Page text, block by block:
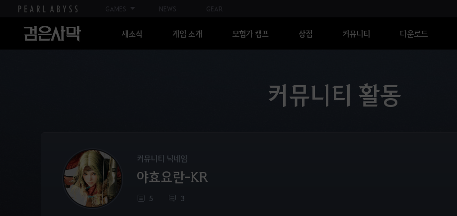
GAMES NEWS GEAR
새소식 게임 소개 모험가 캠프 상점 커뮤니티 다운로드
커뮤니티 활동
커뮤니티 닉네임
야효요란-KR
5 3